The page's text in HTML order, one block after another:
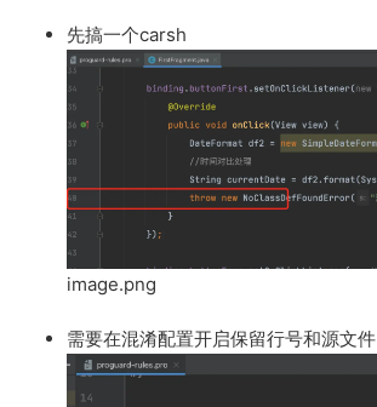
先搞一个carsh
image.png
需要在混淆配置开启保留行号和源文件